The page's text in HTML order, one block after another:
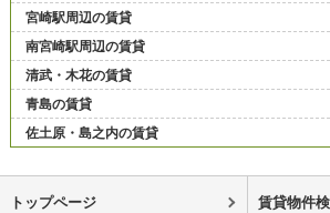
宮崎駅周辺の賃貸
南宮崎駅周辺の賃貸
清武・木花の賃貸
青島の賃貸
佐土原・島之内の賃貸
トップページ 賃貸物件